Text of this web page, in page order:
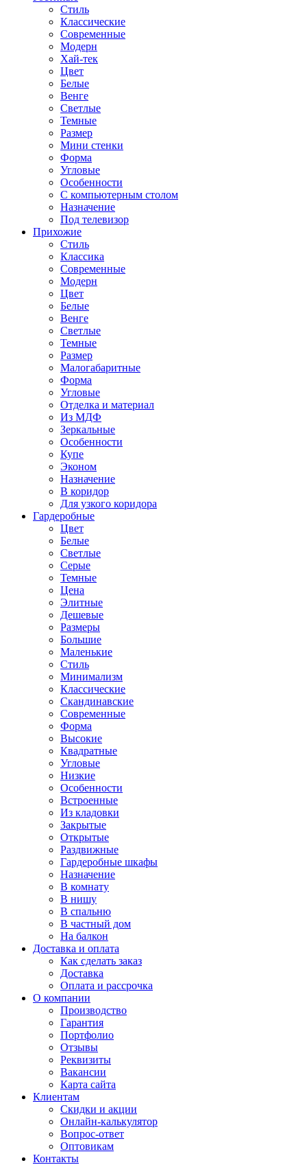
Стиль
Классические
Современные
Модерн
Хай-тек
Цвет
Белые
Венге
Светлые
Темные
Размер
Мини стенки
Форма
Угловые
Особенности
С компьютерным столом
Назначение
Под телевизор
Прихожие
Стиль
Классика
Современные
Модерн
Цвет
Белые
Венге
Светлые
Темные
Размер
Малогабаритные
Форма
Угловые
Отделка и материал
Из МДФ
Зеркальные
Особенности
Купе
Эконом
Назначение
В коридор
Для узкого коридора
Гардеробные
Цвет
Белые
Светлые
Серые
Темные
Цена
Элитные
Дешевые
Размеры
Большие
Маленькие
Стиль
Минимализм
Классические
Скандинавские
Современные
Форма
Высокие
Квадратные
Угловые
Низкие
Особенности
Встроенные
Из кладовки
Закрытые
Открытые
Раздвижные
Гардеробные шкафы
Назначение
В комнату
В нишу
В спальню
В частный дом
На балкон
Доставка и оплата
Как сделать заказ
Доставка
Оплата и рассрочка
О компании
Производство
Гарантия
Портфолио
Отзывы
Реквизиты
Вакансии
Карта сайта
Клиентам
Скидки и акции
Онлайн-калькулятор
Вопрос-ответ
Оптовикам
Контакты